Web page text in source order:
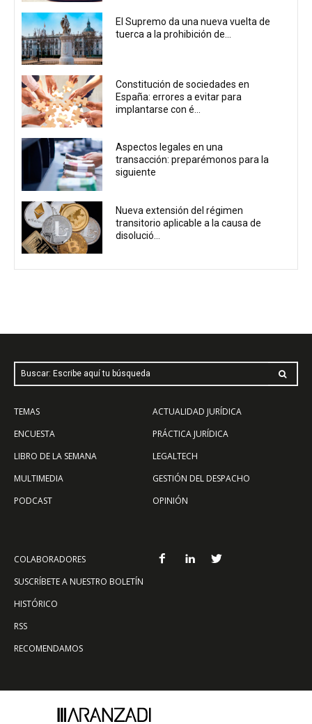
El Supremo da una nueva vuelta de
tuerca a la prohibición de...
Constitución de sociedades en
España: errores a evitar para
implantarse con é...
Aspectos legales en una
transacción: preparémonos para la
siguiente
Nueva extensión del régimen
transitorio aplicable a la causa de
disolució...
Buscar: Escribe aquí tu búsqueda
TEMAS
ENCUESTA
LIBRO DE LA SEMANA
MULTIMEDIA
PODCAST
ACTUALIDAD JURÍDICA
PRÁCTICA JURÍDICA
LEGALTECH
GESTIÓN DEL DESPACHO
OPINIÓN
COLABORADORES
SUSCRÍBETE A NUESTRO BOLETÍN
HISTÓRICO
RSS
RECOMENDAMOS